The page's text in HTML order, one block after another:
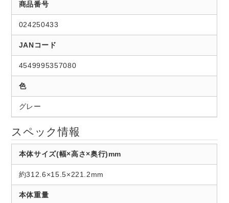
商品番号
024250433
JANコード
4549995357080
色
グレー
スペック情報
本体サイズ(幅×高さ×奥行)mm
約312.6×15.5×221.2mm
本体重量